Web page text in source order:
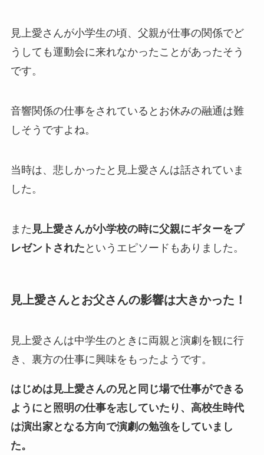
見上愛さんが小学生の頃、父親が仕事の関係でど
うしても運動会に来れなかったことがあったそう
です。
音響関係の仕事をされているとお休みの融通は難
しそうですよね。
当時は、悲しかったと見上愛さんは話されていま
した。
また 見上愛さんが小学校の時に父親にギターをプ
レゼントされた というエピソードもありました。
見上愛さんとお父さんの影響は大きかった！
見上愛さんは中学生のときに両親と演劇を観に行
き、裏方の仕事に興味をもったようです。
はじめは見上愛さんの兄と同じ場で仕事ができる
ようにと照明の仕事を志していたり、高校生時代
は演出家となる方向で演劇の勉強をしていまし
た。